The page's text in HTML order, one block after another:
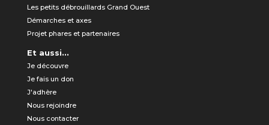
Les petits débrouillards Grand Ouest
Démarches et axes
Projet phares et partenaires
Et aussi...
Je découvre
Je fais un don
J'adhère
Nous rejoindre
Nous contacter